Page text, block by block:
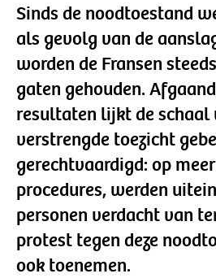
Sinds de noodtoestand
als gevolg van de
worden de Fransen
gaten gehouden.
resultaten lijkt de
verstrengde toezicht
gerechtvaardigd: op
procedures, werden
personen verdacht van
protest tegen deze
ook toenemen.